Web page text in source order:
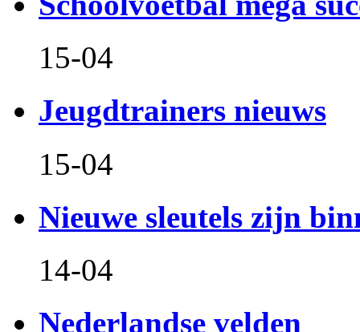
15-04
Jeugdtrainers nieuws
15-04
Nieuwe sleutels zijn
14-04
Nederlandse velden